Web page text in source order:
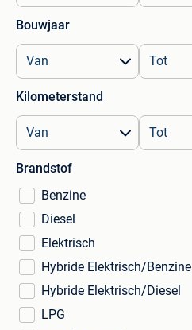
Bouwjaar
Kilometerstand
Brandstof
Benzine
Diesel
Elektrisch
Hybride Elektrisch/Benzine
Hybride Elektrisch/Diesel
LPG